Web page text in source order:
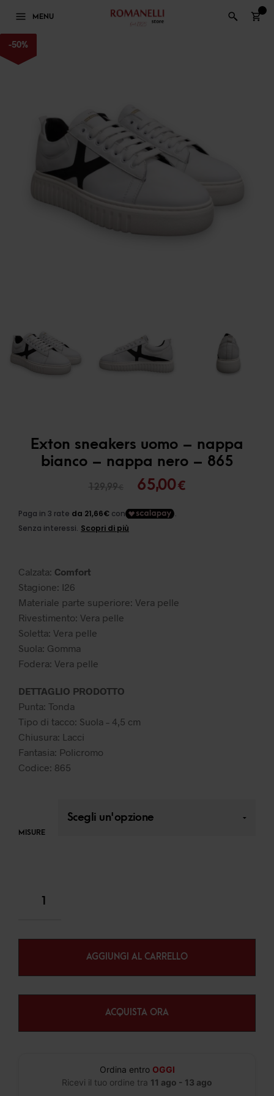
MENU
-50%
Exton sneakers uomo – nappa
bianco – nappa nero – 865
129,99€
Il
originale
65,00€Il
Calzata: Comfort
Stagione: I26
Materiale parte superiore: Vera pelle
Rivestimento: Vera pelle
Soletta: Vera pelle
Suola: Gomma
Fodera: Vera pelle
DETTAGLIO PRODOTTO
Punta: Tonda
Tipo di tacco: Suola – 4,5 cm
Chiusura: Lacci
Fantasia: Policromo
Codice: 865
MISURE
AGGIUNGI AL CARRELLO
ACQUISTA ORA
Ordina entro OGGI
Ricevi il tuo ordine tra 11 ago - 13 ago